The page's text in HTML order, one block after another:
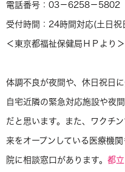
電話番号：03－6258－5802
受付時間：24時間対応(土日祝
＜東京都福祉保健局ＨＰより＞
体調不良が夜間や、休日祝日
自宅近隣の緊急対応施設や夜
だと思います。また、ワクチ
来をオープンしている医療機
院に相談窓口があります。 都